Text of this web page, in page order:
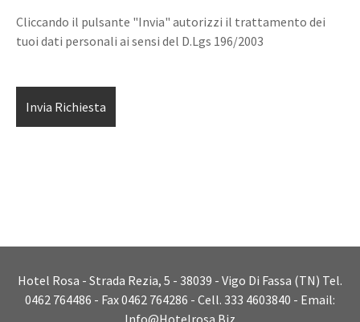
Cliccando il pulsante "Invia" autorizzi il trattamento dei
tuoi dati personali ai sensi del D.Lgs 196/2003
Hotel Rosa - Strada Rezia, 5 - 38039 - Vigo Di Fassa (TN) Tel.
0462 764486 - Fax 0462 764286 - Cell. 333 4603840 - Email:
Info@hotelrosa.biz